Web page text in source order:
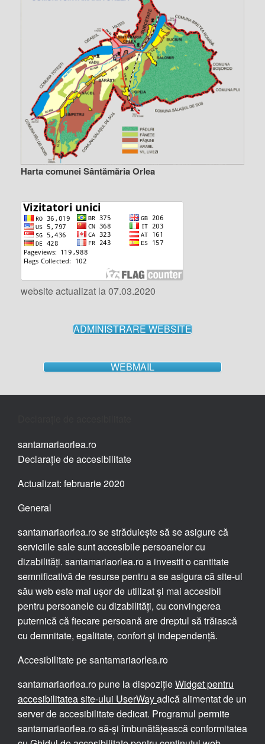
Harta comunei Sântămăria Orlea
website actualizat la 07.03.2020
ADMINISTRARE WEBSITE
WEBMAIL
santamariaorlea.ro
Declarație de accesibilitate
Actualizat: februarie 2020
General
santamariaorlea.ro se străduiește să se asigure că
serviciile sale sunt accesibile persoanelor cu
dizabilități. santamariaorlea.ro a investit o cantitate
semnificativă de resurse pentru a se asigura că site-ul
său web este mai ușor de utilizat și mai accesibil
pentru persoanele cu dizabilități, cu convingerea
puternică că fiecare persoană are dreptul să trăiască
cu demnitate, egalitate, confort și independență.
Accesibilitate pe santamariaorlea.ro
santamariaorlea.ro pune la dispozițieWidget pentru
accesibilitatea site-ului UserWayadică alimentat de un
server de accesibilitate dedicat. Programul permite
santamariaorlea.ro să-și îmbunătățească conformitatea